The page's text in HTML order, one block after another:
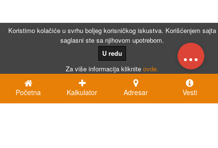
Koristimo kolačiće u svrhu boljeg korisničkog iskustva. Korišćenjem sajta
saglasni ste sa njihovom upotrebom.
U redu
Za više informacija kliknite ovde.
...
Početna Kalkulator Adresar Vesti